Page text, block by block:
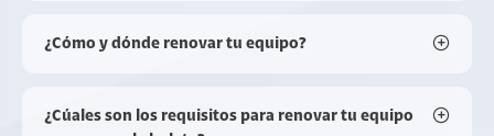
¿Cómo y dónde renovar tu equipo?
¿Cúales son los requisitos para renovar tu equipo